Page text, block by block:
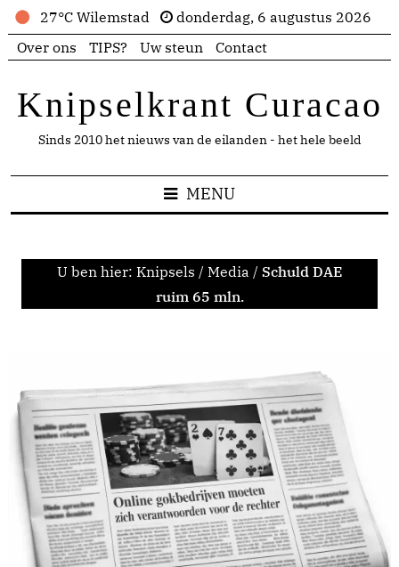
27°C Wilemstad
donderdag, 6 augustus 2026
Over ons
TIPS? Uw steun Contact
Knipselkrant Curacao
Sinds 2010 het nieuws van de eilanden - het hele beeld
MENU
U ben hier: Knipsels / Media / Schuld DAE
ruim 65 mln.